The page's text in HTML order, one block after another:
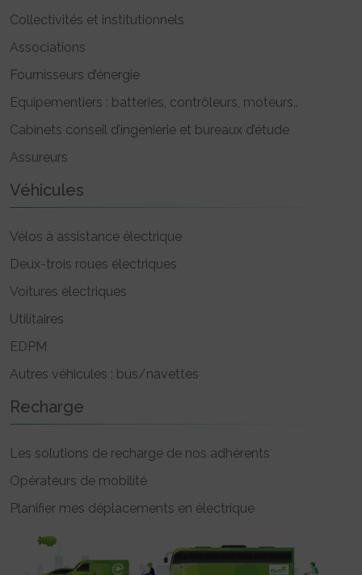
Collectivités et institutionnels
Associations
Fournisseurs d’énergie
Equipementiers : batteries, contrôleurs, moteurs..
Cabinets conseil d’ingénierie et bureaux d’étude
Assureurs
Véhicules
Vélos à assistance électrique
Deux-trois roues électriques
Voitures électriques
Utilitaires
EDPM
Autres véhicules : bus/navettes
Recharge
Les solutions de recharge de nos adhérents
Opérateurs de mobilité
Planifier mes déplacements en électrique